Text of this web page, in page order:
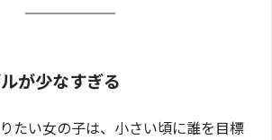
が少なすぎる
たい女の子は、小さい頃に誰を目標